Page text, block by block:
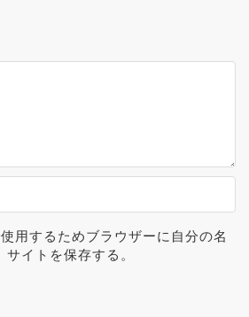
用するためブラウザーに自分の名
イトを保存する。